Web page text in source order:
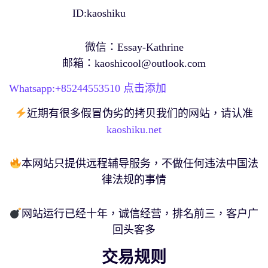
ID:kaoshiku
微信：Essay-Kathrine
邮箱： kaoshicool@outlook.com
Whatsapp:+85244553510 点击添加
近期有很多假冒伪劣的拷贝我们的网站，请认准
kaoshiku.net
本网站只提供远程辅导服务，不做任何违法中国法
律法规的事情
网站运行已经十年，诚信经营，排名前三，客户广
回头客多
交易规则